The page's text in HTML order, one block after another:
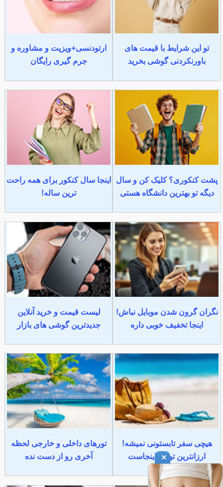
تو این شرایط با قیمت های
باورنکردنی گوشی بخرید
ارتودنسی+ویزیت و مشاوره و
جرم گیری رایگان
پشت کنکوری؟ کلیک کن و سال
دیگه تو بهترین دانشگاه هستی
اینجا سال کنکور برای همه راحت
ترین ساله!
نگران گرون شدن موبایل نباش!
اینجا تخفیف خوبی داره
لیست قیمت و خرید آنلاین
جدیدترین گوشی های بازار
هیچی سفر تابستونی نمیشه!
ارزانترین تورها اینجاست
تورهای داخلی و خارجی لحظه
آخری رو از دست نده
×